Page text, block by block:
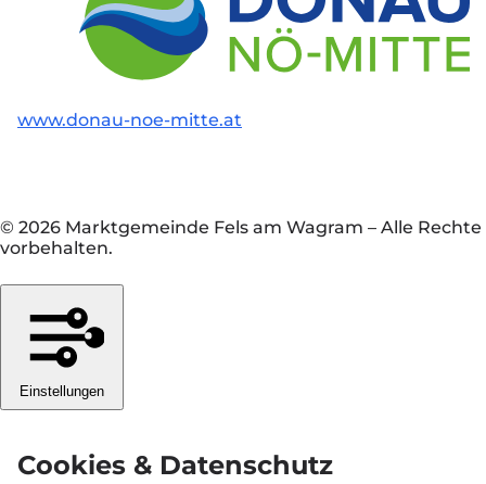
www.donau-noe-mitte.at
© 2026 Marktgemeinde Fels am Wagram – Alle Rechte
vorbehalten.
Einstellungen
Cookies & Datenschutz